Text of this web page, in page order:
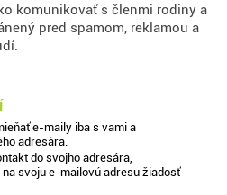
komunikovať s členmi rodiny a
pred spamom, reklamou a
e-maily iba s vami a
adresára.
do svojho adresára,
svoju e-mailovú adresu žiadosť